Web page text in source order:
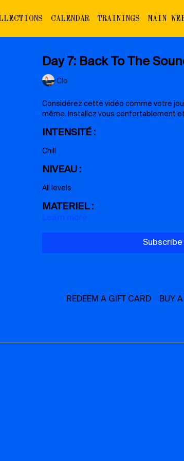
CALENDAR TRAININGS MAIN
Day 7: Back To The
Clo
Considérez cette vidéo comme votre
même. Installez vous confortablement
INTENSITÉ :
Chill
NIVEAU :
All levels
MATERIEL :
Learn more
REDEEM A GIFT CARD BUY